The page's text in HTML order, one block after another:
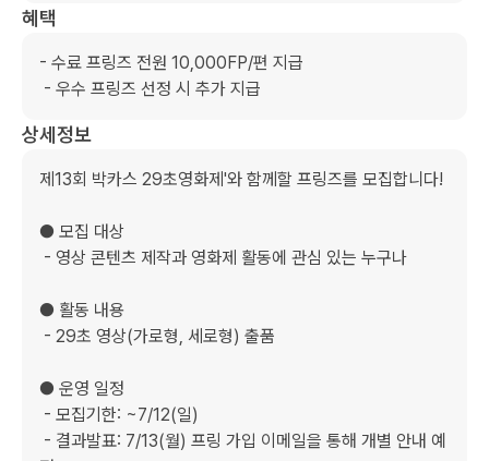
혜택
- 수료 프링즈 전원 10,000FP/편 지급
- 우수 프링즈 선정 시 추가 지급
상세정보
제13회 박카스 29초영화제'와 함께할 프링즈를 모집합니다!
● 모집 대상
● 활동 내용
● 운영 일정